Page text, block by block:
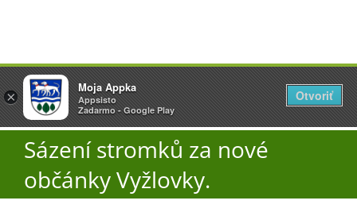
Přeskočit
na
obsah
Úřad
O obci
Sázení stromků za nové
občánky Vyžlovky.
×
Vyžlovka
AppSisto
- In Google Play
Otevřít
×
Moja Appka
Appsisto
Zadarmo - Google Play
Otvoriť